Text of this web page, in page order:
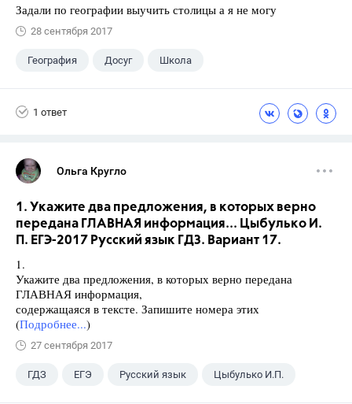
Задали по географии выучить столицы а я не могу
28 сентября 2017
География Досуг Школа
1 ответ
Ольга Кругло
1. Укажите два предложения, в которых верно
передана ГЛАВНАЯ информация... Цыбулько И.
П. ЕГЭ-2017 Русский язык ГДЗ. Вариант 17.
1.
Укажите два предложения, в которых верно передана
ГЛАВНАЯ информация,
содержащаяся в тексте. Запишите номера этих
(Подробнее...)
27 сентября 2017
ГДЗ ЕГЭ Русский язык Цыбулько И.П.